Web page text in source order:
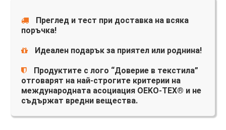
Преглед и тест при доставка на всяка
поръчка!
Идеален подарък за приятел или роднина!
Продуктите с лого “Доверие в текстила”
отговарят на най-строгите критерии на
международната асоциация OEKO-TEX® и не
съдържат вредни вещества.